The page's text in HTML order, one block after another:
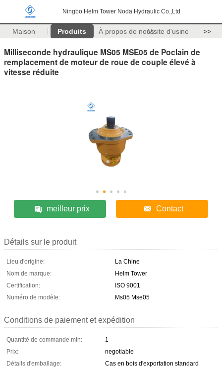
Ningbo Helm Tower Noda Hydraulic Co.,Ltd
Maison Produits À propos de nousVisite d'usine >>
Milliseconde hydraulique MS05 MSE05 de Poclain de
remplacement de moteur de roue de couple élevé à
vitesse réduite
meilleur prix Contact
Détails sur le produit
Lieu d'origine:
La Chine
Nom de marque:
Helm Tower
Certification:
ISO 9001
Numéro de modèle:
Ms05 Mse05
Conditions de paiement et expédition
Quantité de commande min:
1
Prix:
negotiable
Détails d'emballage:
Cas en bois d'exportation standard